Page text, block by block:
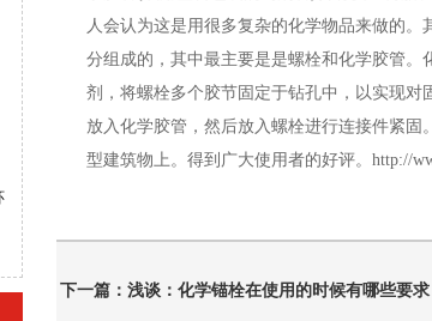
人会认为这是用很多复杂的化学物品来做的
分组成的，其中最主要是是螺栓和化学胶管
剂，将螺栓多个胶节固定于钻孔中，以实现
放入化学胶管，然后放入螺栓进行连接件紧
型建筑物上。得到广大使用者的好评。http://
下一篇： 浅谈：化学锚栓在使用的时候有哪些要求